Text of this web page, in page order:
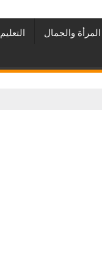
المرأة والجمال التعليم